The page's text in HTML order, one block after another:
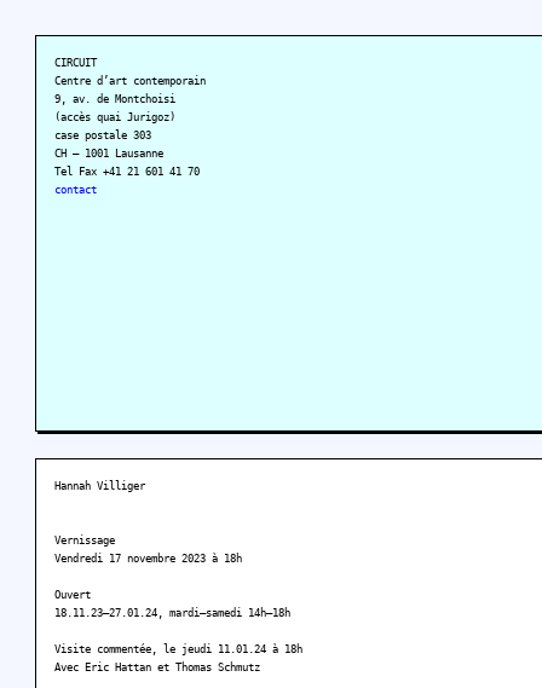
CIRCUIT
Centre d’art contemporain
9, av. de Montchoisi
(accès quai Jurigoz)
case postale 303
CH – 1001 Lausanne
Tel Fax +41 21 601 41 70
contact
Hannah Villiger
Vernissage
Vendredi 17 novembre 2023 à 18h
Ouvert
18.11.23–27.01.24, mardi–samedi 14h–18h
Visite commentée, le jeudi 11.01.24 à 18h
Avec Eric Hattan et Thomas Schmutz